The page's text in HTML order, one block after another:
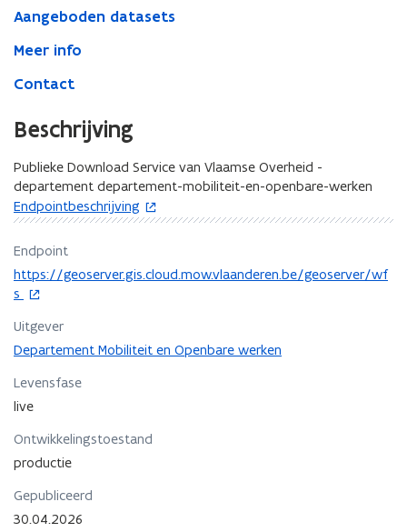
Openbare
Werken
Aangeboden datasets
Meer info
Contact
Beschrijving
Publieke Download Service van Vlaamse Overheid -
departement departement-mobiliteit-en-openbare-werken
Endpointbeschrijving
o
p
e
n
t
n
n
i
e
w
v
e
n
Endpoint
https://geoserver.gis.cloud.mow.vlaanderen.be/geoserver/wf
s
o
p
n
t
n
n
e
u
v
e
Uitgever
Departement Mobiliteit en Openbare werken
Levensfase
live
Ontwikkelingstoestand
productie
Gepubliceerd
30.04.2026